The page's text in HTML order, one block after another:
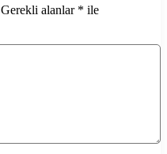
Gerekli alanlar * ile